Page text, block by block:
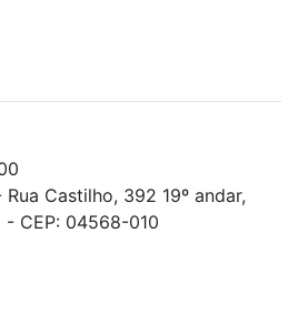
Rua Castilho, 392 19º andar,
- CEP: 04568-010